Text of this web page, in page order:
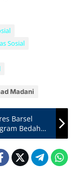
Sosial
Madani
Barsel
Bedah